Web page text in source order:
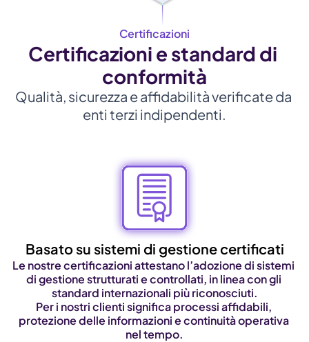
Certificazioni
Certificazioni e standard di
conformità
Qualità, sicurezza e affidabilità verificate da
enti terzi indipendenti.
Basato su sistemi di gestione certificati
Le nostre certificazioni attestano l’adozione di sistemi
di gestione strutturati e controllati, in linea con gli
standard internazionali più riconosciuti.
Per i nostri clienti significa processi affidabili,
protezione delle informazioni e continuità operativa
nel tempo.